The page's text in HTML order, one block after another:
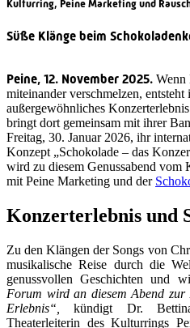
Kulturring, Peine Marketing und
Süße Klänge beim
Peine, 12. November 2025. Wenn
miteinander verschmelzen,
außergewöhnliches
bringt dort gemeinsam mit ihrer
Freitag, 30. Januar 2026, ihr
Konzept „Schokolade – das
wird zu diesem Genussabend
mit Peine Marketing und der
Konzerterlebnis und
Zu den Klängen der Songs von
musikalische Reise durch die
genussvollen Geschichten und
Forum wird an diesem Abend zur
Erlebnis“,
kündigt Dr.
Theaterleiterin des Kulturrings